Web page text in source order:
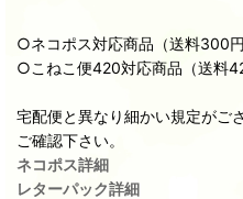
○ネコポス対応商品（送料300円
○こねこ便420対応商品（送料
宅配便と異なり細かい規定がご
ご確認下さい。
ネコポス詳細
レターパック詳細